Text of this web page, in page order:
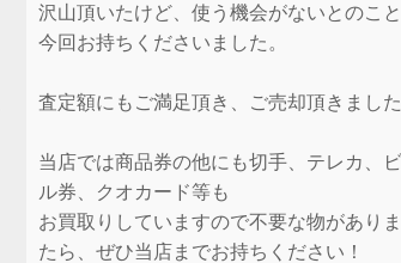
沢山頂いたけど、使う機会がないとのこ
今回お持ちくださいました。
査定額にもご満足頂き、ご売却頂きまし
当店では商品券の他にも切手、テレカ、
ル券、クオカード等も
お買取りしていますので不要な物があり
たら、ぜひ当店までお持ちください！